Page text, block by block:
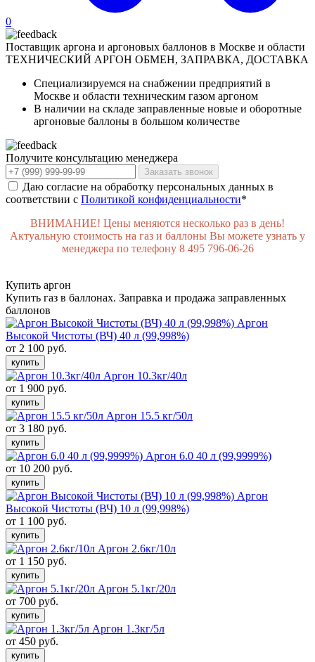
0
Поставщик аргона и аргоновых баллонов в Москве и области
ТЕХНИЧЕСКИЙ АРГОН ОБМЕН, ЗАПРАВКА, ДОСТАВКА
Специализируемся на снабжении предприятий в
Москве и области техническим газом аргоном
В наличии на складе заправленные новые и оборотные
аргоновые баллоны в большом количестве
Получите консультацию менеджера
Заказать звонок
Даю согласие на обработку персональных данных в
соответствии с Политикой конфиденциальности*
ВНИМАНИЕ! Цены меняются несколько раз в день!
Актуальную стоимость на газ и баллоны Вы можете узнать у
менеджера по телефону 8 495 796-06-26
Купить аргон
Купить газ в баллонах. Заправка и продажа заправленных
баллонов
Аргон
Высокой Чистоты (ВЧ) 40 л (99,998%)
от 2 100 руб.
купить
Аргон 10.3кг/40л
от 1 900 руб.
купить
Аргон 15.5 кг/50л
от 3 180 руб.
купить
Аргон 6.0 40 л (99,9999%)
от 10 200 руб.
купить
Аргон
Высокой Чистоты (ВЧ) 10 л (99,998%)
от 1 100 руб.
купить
Аргон 2.6кг/10л
от 1 150 руб.
купить
Аргон 5.1кг/20л
от 700 руб.
купить
Аргон 1.3кг/5л
от 450 руб.
купить